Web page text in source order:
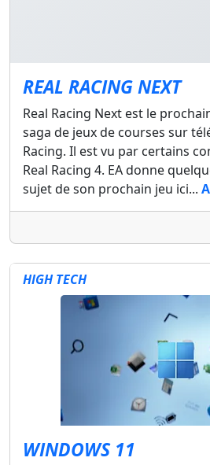
REAL RACING NEXT
Real Racing Next est le
saga de jeux de courses sur
Racing. Il est vu par certains
Real Racing 4. EA donne
sujet de son prochain jeu ici...
HIGH TECH
WINDOWS 11